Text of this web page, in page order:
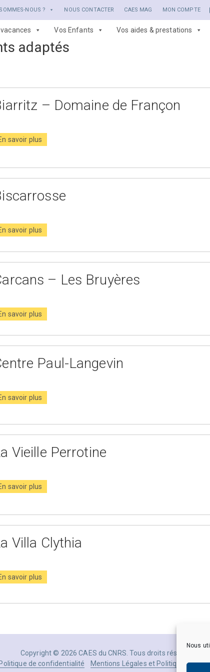
Nous
NOUS ? NOUS CONTACTER CAES MAG MON COMPTE
Vos Enfants Vos aides & prestations
adaptés
– Domaine de Françon
savoir plus
savoir plus
– Les Bruyères
savoir plus
Paul-Langevin
savoir plus
Vieille Perrotine
savoir plus
Villa Clythia
savoir plus
Copyright © 2026 CAES du CNRS. Tous droits réservés.
Politique de confidentialité Mentions Légales et Politique des